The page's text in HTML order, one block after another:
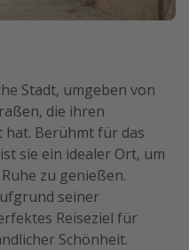
Stadt, umgeben von
die ihren
hat. Berühmt für das
sie ein idealer Ort, um
zu genießen.
seiner
Reiseziel für
Schönheit.